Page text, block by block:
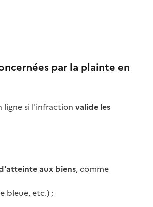
par la plainte en
ligne si l'infraction valide les
aux biens, comme
bleue, etc.) ;